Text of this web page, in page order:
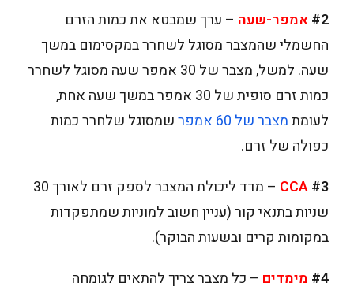
#2 אמפר-שעה – ערך שמבטא את כמות הזרם
החשמלי שהמצבר מסוגל לשחרר במקסימום במשך
שעה. למשל, מצבר של 30 אמפר שעה מסוגל לשחרר
כמות זרם סופית של 30 אמפר במשך שעה אחת,
לעומתמצבר של 60 אמפר
שמסוגל שלחרר כמות
כפולה של זרם.
#3
CCA
– מדד ליכולת המצבר לספק זרם לאורך 30
שניות בתנאי קור (עניין חשוב למוניות שמתפקדות
במקומות קרים ובשעות הבוקר).
#4 מימדים – כל מצבר צריך להתאים לגומחה